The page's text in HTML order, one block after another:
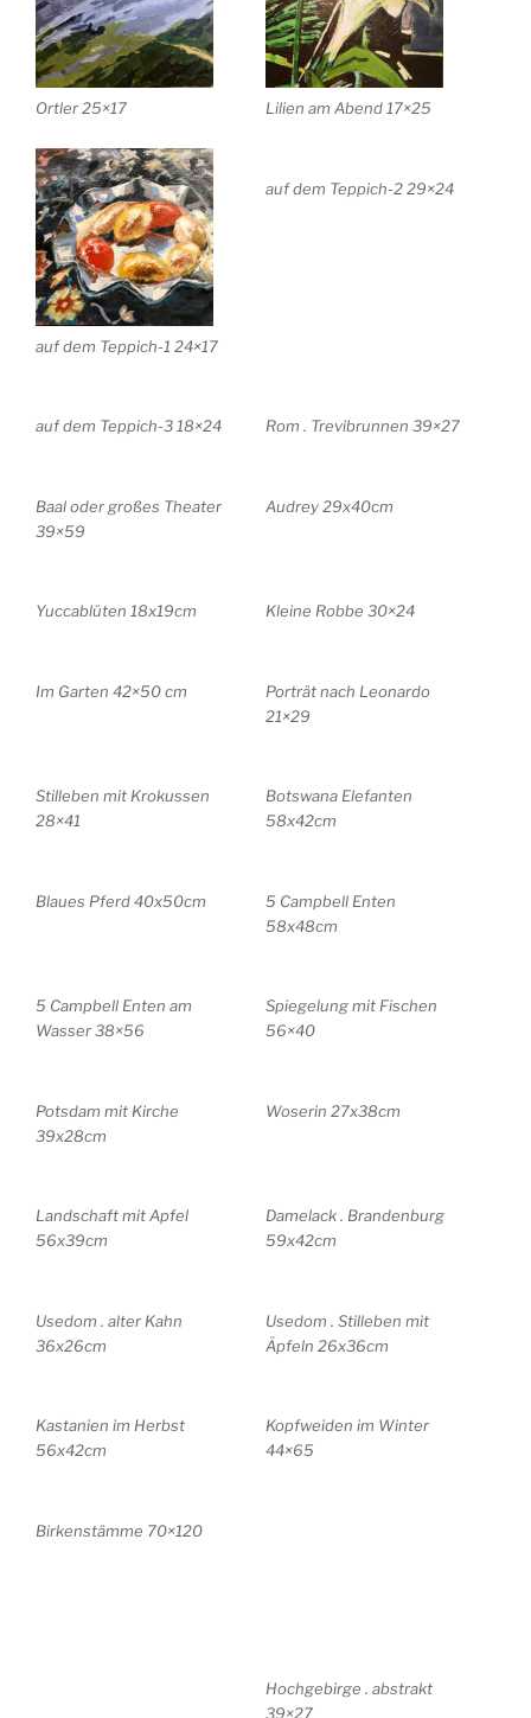
Ortler 25×17 Lilien am Abend 17×25
auf dem Teppich-1 24×17
auf dem Teppich-2 29×24
auf dem Teppich-3 18×24 Rom . Trevibrunnen 39×27
Baal oder großes Theater
39×59
Audrey 29x40cm
Yuccablüten 18x19cm Kleine Robbe 30×24
Im Garten 42×50 cm
Porträt nach Leonardo
21×29
Stilleben mit Krokussen
28×41
Botswana Elefanten
58x42cm
Blaues Pferd 40x50cm
5 Campbell Enten
58x48cm
5 Campbell Enten am
Wasser 38×56
Spiegelung mit Fischen
56×40
Potsdam mit Kirche
39x28cm
Woserin 27x38cm
Landschaft mit Apfel
56x39cm
Damelack . Brandenburg
59x42cm
Usedom . alter Kahn
36x26cm
Usedom . Stilleben mit
Äpfeln 26x36cm
Kastanien im Herbst
56x42cm
Kopfweiden im Winter
44×65
Birkenstämme 70×120